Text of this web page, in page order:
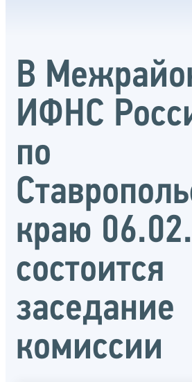
В
ИФНС
по
краю
состоится
заседание
комиссии